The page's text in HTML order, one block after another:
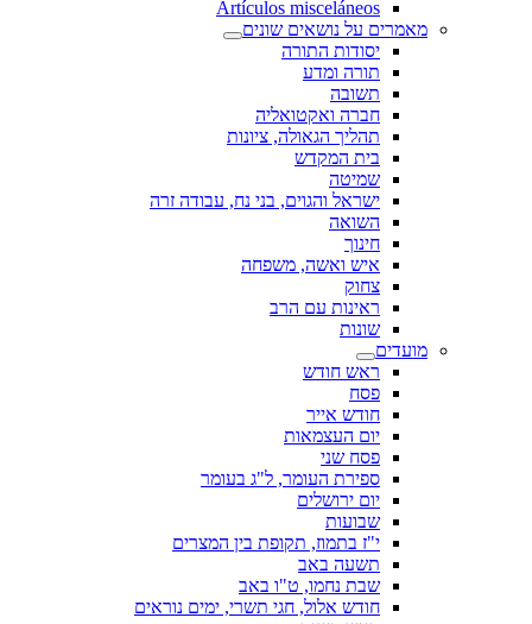
Artículos misceláneos
מאמרים על נושאים שונים
יסודות התורה
תורה ומדע
תשובה
חברה ואקטואליה
תהליך הגאולה, ציונות
בית המקדש
שמיטה
ישראל והגוים, בני נח, עבודה זרה
השואה
חינוך
איש ואשה, משפחה
צחוק
ראינות עם הרב
שונות
מועדים
ראש חודש
פסח
חודש אייר
יום העצמאות
פסח שני
ספירת העומר, ל"ג בעומר
יום ירושלים
שבועות
י"ז בתמוז, תקופת בין המצרים
תשעה באב
שבת נחמו, ט"ו באב
חודש אלול, חגי תשרי, ימים נוראים